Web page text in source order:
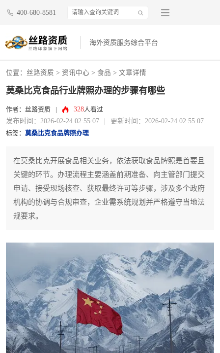
400-680-8581
海外资质服务综合平台
位置： 丝路资质 > 资讯中心 > 食品 > 文章详情
莫桑比克食品行业牌照办理的步骤有哪些
作者：丝路资质 328人看过
发布时间：2026-02-24 02:55:07 更新时间：2026-02-24 02:55:07
标签： 莫桑比克食品牌照办理
在莫桑比克开展食品相关业务，依法获取食品牌照是首要且
关键的环节。办理流程主要涵盖前期准备、向主管部门提交
申请、接受现场核查、获取最终许可等步骤，涉及多个政府
机构的协调与合规审查，企业需系统规划并严格遵守当地法
规要求。